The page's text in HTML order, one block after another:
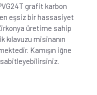
grafit karbon
eşsiz bir hassasiyet
üretime sahip
kılavuzu misinanın
Kamışın iğne